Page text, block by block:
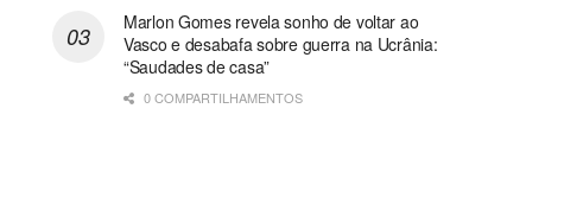
Marlon Gomes revela sonho de voltar ao
Vasco e desabafa sobre guerra na Ucrânia:
“Saudades de casa”
0 COMPARTILHAMENTOS